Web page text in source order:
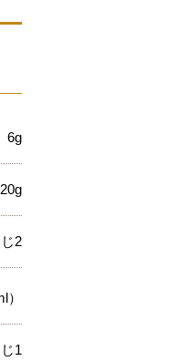
6g
20g
2
1